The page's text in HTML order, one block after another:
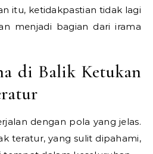
itu, ketidakpastian tidak lagi
menjadi bagian dari irama
di Balik Ketukan
dengan pola yang jelas.
teratur, yang sulit dipahami,